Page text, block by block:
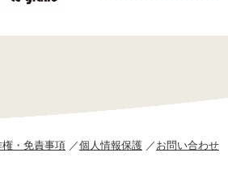
・免責事項 個人情報保護 お問い合わせ